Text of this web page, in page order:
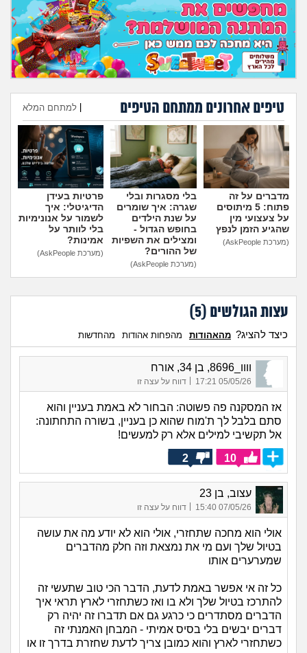
מה שעובר עליי
שומרים על הגוף
פיננסי וכלכלה
בין הסדינים
חיות מחמד
יוקר המחיה
גאווה
טיפים אחרונים ממתחם הטיפים למתחם המלא
הוספת טיפ
מדברים על זה
פתוח: 5 מיתוסים
על צעצועי מין
שהגיע הזמן לנפץ
(מערכת AskPeople)
בלי מסגרות ובלי
שגרה: איך שומרים
על שנת הילדים
בחופש הגדול -
ומצילים את השפיות
של ההורים?
(מערכת AskPeople)
פרטיות בעידן
הדיגיטלי: איך
לשמור על אנונימיות
בלי לוותר על
אמינות?
(מערכת AskPeople)
עצות הגולשים (5
)
כיצד להציג? מהאהודות מהפחות אהודות מהחדשות
וווו_8696, בן 34, אורח
05/05/26 17:21 דווח על עצה זו
אז המסקנה פה פשוטה: הבחור לא באמת בעניין והוא
סתם בלבל לך ת'מוח שהוא כן בעניין, בשורה התחתונה:
אל תקשיבי למילים אלא רק למעשים!
10
2
עצוב, בן 23
07/05/26 15:40
| דווח על עצה זו
אולי הוא מחכה שתחזרי, אולי הוא לא יודע מה את עושה
בטיול שלך ועם מי את נמצאת וזה חלק מהדברים
שמערערים אותו
כל זה אי אפשר באמת לדעת, הדבר הכי טוב שתעשי זה
להתרכז בטיול שלך ולא בו ואז כשתחזרי לארץ תראי איך
הדברים מסתדרים כי כרגע גם אם תדברו זה יהיה רק
דברים יבשים בלי בסיס אמיתי - המבחן האמנתי זה
כשתחזרי לארץ והוא כמובן צריך לדעת שחזרת בדרך זו או